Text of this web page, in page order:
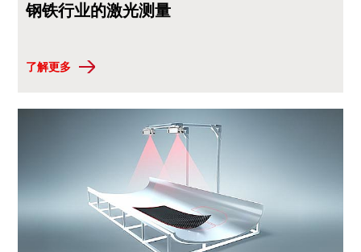
钢铁行业的激光测量
了解更多